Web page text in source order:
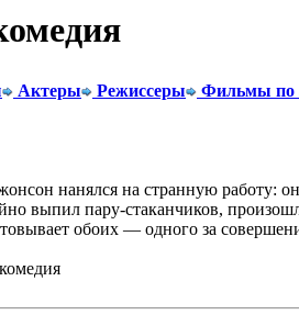
Актеры Режиссеры Фильмы по
нанялся на странную работу:
выпил пару-стаканчиков,
обоих — одного за